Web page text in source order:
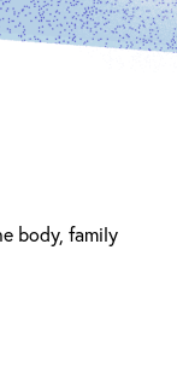
body, family